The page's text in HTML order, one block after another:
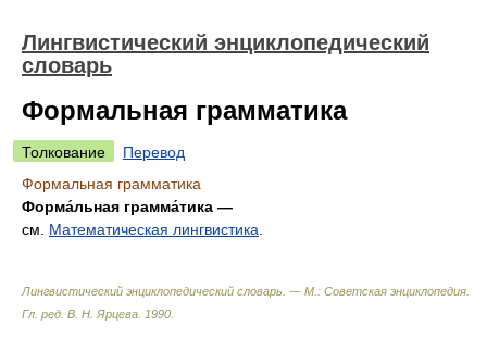
Лингвистический энциклопедический
словарь
Формальная грамматика
Толкование
Перевод
Формальная грамматика
Форма́льная грамма́тика —
см. Математическая лингвистика
Лингвистический энциклопедический словарь. — М.: Советская энциклопедия
Гл. ред. В. Н. Ярцева 1990